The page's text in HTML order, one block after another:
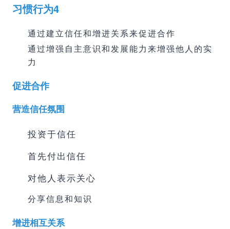
习惯行为4
通过建立信任和增进关系来促进合作
通过增强自主意识和发展能力来增强他人的实
力
促进合作
营造信任氛围
投资于信任
首先付出信任
对他人表示关心
分享信息和知识
增进相互关系